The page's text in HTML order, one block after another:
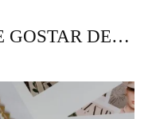
GOSTAR DE…